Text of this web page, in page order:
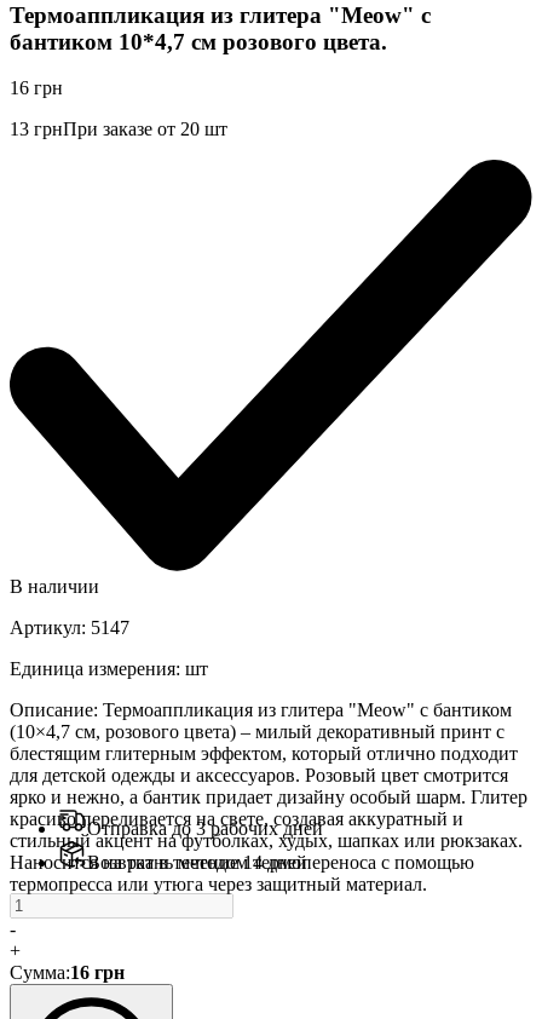
Термоаппликация из глитера "Meow" с
бантиком 10*4,7 см розового цвета.
16 грн
13 грнПри заказе от 20 шт
В наличии
Артикул: 5147
Единица измерения: шт
Описание: Термоаппликация из глитера "Meow" с бантиком
(10×4,7 см, розового цвета) – милый декоративный принт с
блестящим глитерным эффектом, который отлично подходит
для детской одежды и аксессуаров. Розовый цвет смотрится
ярко и нежно, а бантик придает дизайну особый шарм. Глитер
красиво переливается на свете, создавая аккуратный и
стильный акцент на футболках, худых, шапках или рюкзаках.
Наносится на ткань методом термопереноса с помощью
термопресса или утюга через защитный материал.
Отправка до 3 рабочих дней
Возврат в течение 14 дней
-
+
Сумма:16 грн